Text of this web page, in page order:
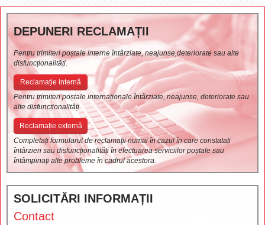
DEPUNERI RECLAMAȚII
Pentru trimiteri poștale interne întârziate, neajunse,deteriorate sau alte
disfuncționalități.
Reclamație internă
Pentru trimiteri poștale internaționale întârziate, neajunse, deteriorate sau
alte disfuncționalități
Reclamație externă
Completați formularul de reclamații numai în cazul în care constatați
întârzieri sau disfuncționalități în efectuarea serviciilor poștale sau
întâmpinați alte probleme în cadrul acestora.
SOLICITĂRI INFORMAȚII
Contact